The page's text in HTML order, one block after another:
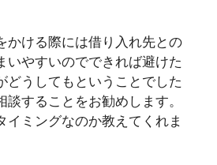
かける際には借り入れ先との
いやすいのでできれば避けた
どうしてもということでした
談することをお勧めします。
イミングなのか教えてくれま